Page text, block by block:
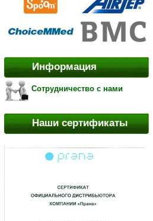
Информация
Сотрудничество с нами
Наши сертификаты